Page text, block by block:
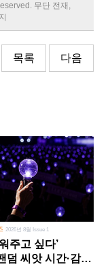
무단 전재,
목록 다음
2026년 8월 Issue 1
주고 싶다’
덤 씨앗 시간·감정